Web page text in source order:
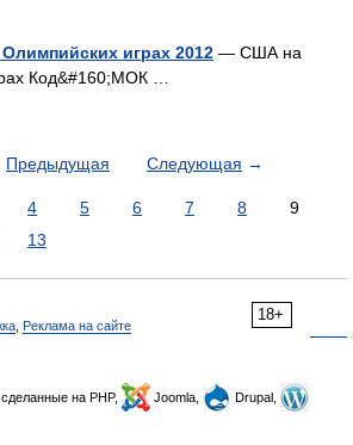
играх 2012 — США на
Код&#160;МОК …
Предыдущая Следующая →
4 5 6 7 8
9
13
18+
Реклама на сайте
, сделанные на PHP, Joomla,
Drupal,